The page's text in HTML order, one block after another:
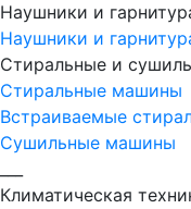
Наушники и
Наушники и
Стиральные и
Стиральные машины
Встраиваемые
Сушильные машины
Климатическая